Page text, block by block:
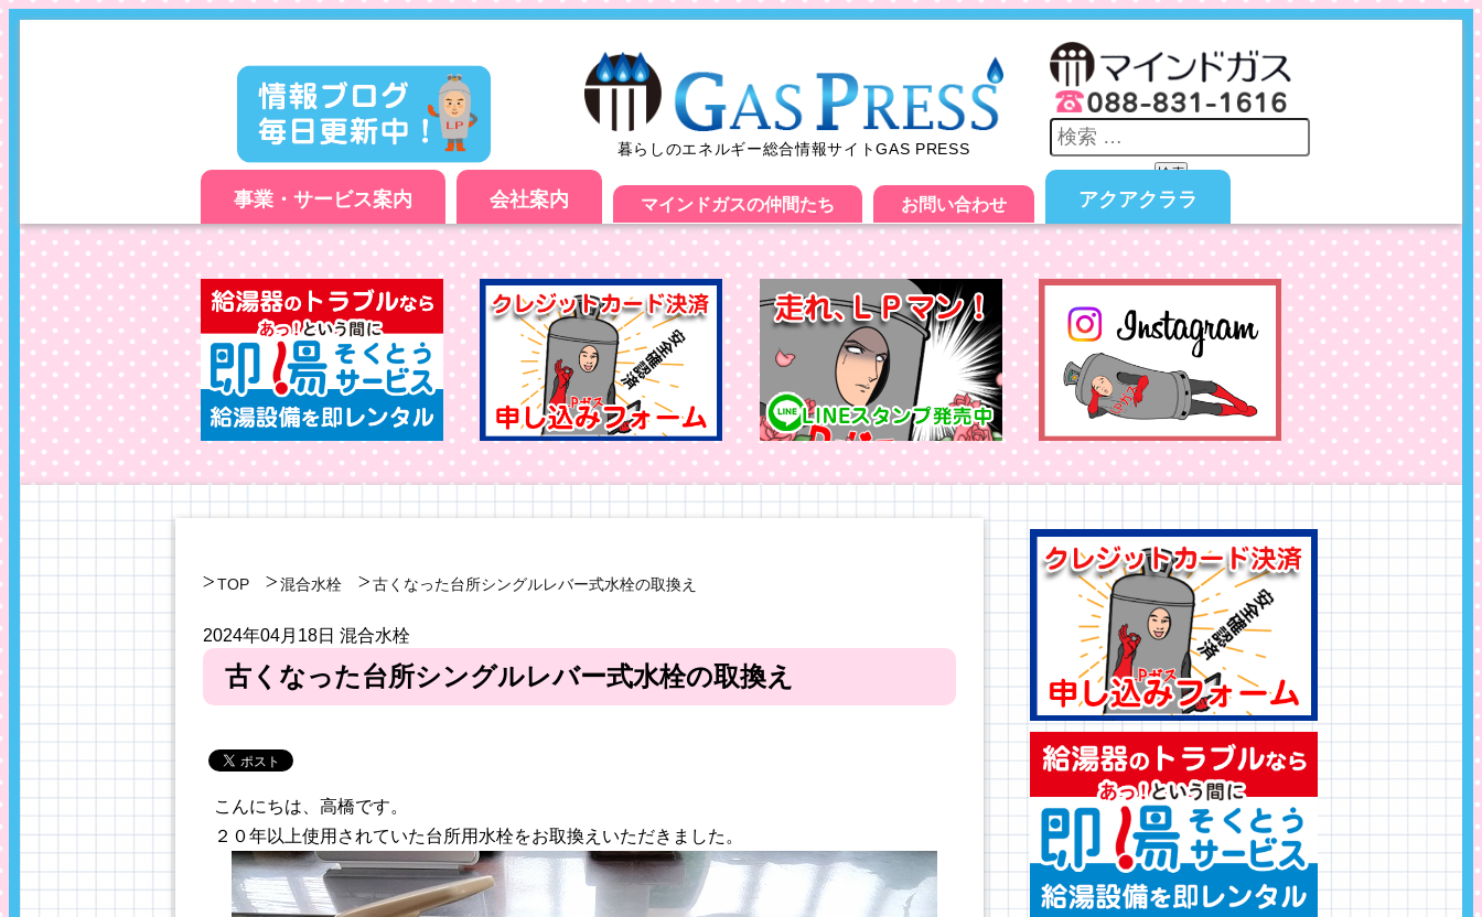
暮らしのエネルギー総合情報サイトGAS PRESS
検索
事業・サービス案内 会社案内 マインドガスの仲間たち お問い合わせ アクアクララ
TOP 混合水栓 古くなった台所シングルレバー式水栓の取換え
2024年04月18日 混合水栓
古くなった台所シングルレバー式水栓の取換え
こんにちは、高橋です。
２０年以上使用されていた台所用水栓をお取換えいただきました。